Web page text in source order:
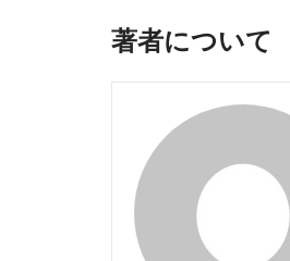
著者について